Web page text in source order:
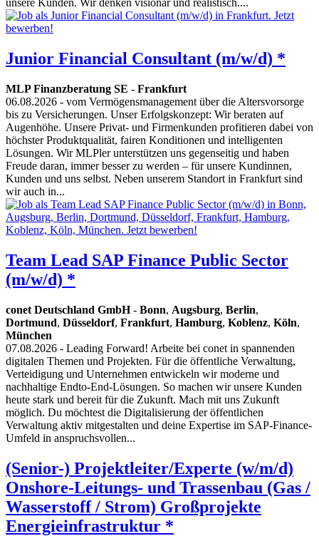
unsere Kunden. Wir denken visionär und realistisch....
Junior Financial Consultant (m/w/d) *
MLP Finanzberatung SE - Frankfurt
06.08.2026 - vom Vermögensmanagement über die Altersvorsorge
bis zu Versicherungen. Unser Erfolgskonzept: Wir beraten auf
Augenhöhe. Unsere Privat- und Firmenkunden profitieren dabei von
höchster Produktqualität, fairen Konditionen und intelligenten
Lösungen. Wir MLPler unterstützen uns gegenseitig und haben
Freude daran, immer besser zu werden – für unsere Kundinnen,
Kunden und uns selbst. Neben unserem Standort in Frankfurt sind
wir auch in...
Team Lead SAP Finance Public Sector
(m/w/d) *
conet Deutschland GmbH- Bonn, Augsburg, Berlin,
Dortmund, Düsseldorf, Frankfurt, Hamburg, Koblenz, Köln,
München
07.08.2026 - Leading Forward! Arbeite bei conet in spannenden
digitalen Themen und Projekten. Für die öffentliche Verwaltung,
Verteidigung und Unternehmen entwickeln wir moderne und
nachhaltige Endto-End-Lösungen. So machen wir unsere Kunden
heute stark und bereit für die Zukunft. Mach mit uns Zukunft
möglich. Du möchtest die Digitalisierung der öffentlichen
Verwaltung aktiv mitgestalten und deine Expertise im SAP-Finance-
Umfeld in anspruchsvollen...
(Senior-) Projektleiter/Experte (w/m/d)
Onshore-Leitungs- und Trassenbau (Gas /
Wasserstoff / Strom) Großprojekte
Energieinfrastruktur *